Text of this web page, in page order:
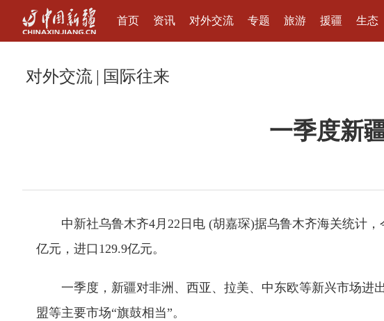
首页 资讯 对外交流 专题 旅游 援疆 生态
对外交流 | 国际往来
一季度新
中新社乌鲁木齐4月22日电 (胡嘉琛)据乌鲁木齐海关统计，
亿元，进口129.9亿元。
一季度，新疆对非洲、西亚、拉美、中东欧等新兴市场进出
盟等主要市场“旗鼓相当”。